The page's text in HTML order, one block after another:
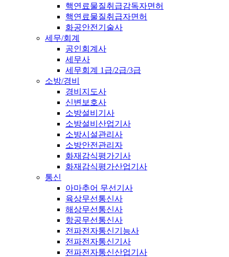
핵연료물질취급감독자면허
핵연료물질취급자면허
화공안전기술사
세무/회계
공인회계사
세무사
세무회계 1급/2급/3급
소방/경비
경비지도사
신변보호사
소방설비기사
소방설비산업기사
소방시설관리사
소방안전관리자
화재감식평가기사
화재감식평가산업기사
통신
아마추어 무선기사
육상무선통신사
해상무선통신사
항공무선통신사
전파전자통신기능사
전파전자통신기사
전파전자통신산업기사